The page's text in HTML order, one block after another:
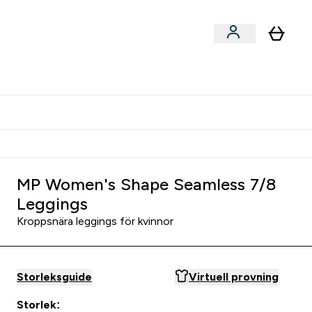
MP Women's Shape Seamless 7/8
Leggings
Kroppsnära leggings för kvinnor
Storleksguide Virtuell provning
Storlek: